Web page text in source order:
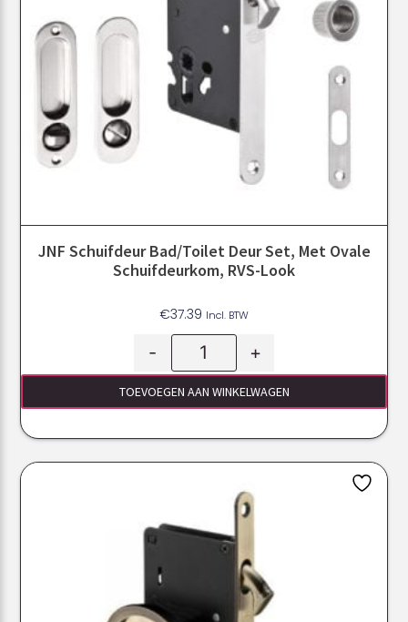
JNF Schuifdeur Bad/toilet Deur Set, Met Ovale
Schuifdeurkom, RVS-Look
€37.39 Incl. BTW
- +
TOEVOEGEN AAN WINKELWAGEN